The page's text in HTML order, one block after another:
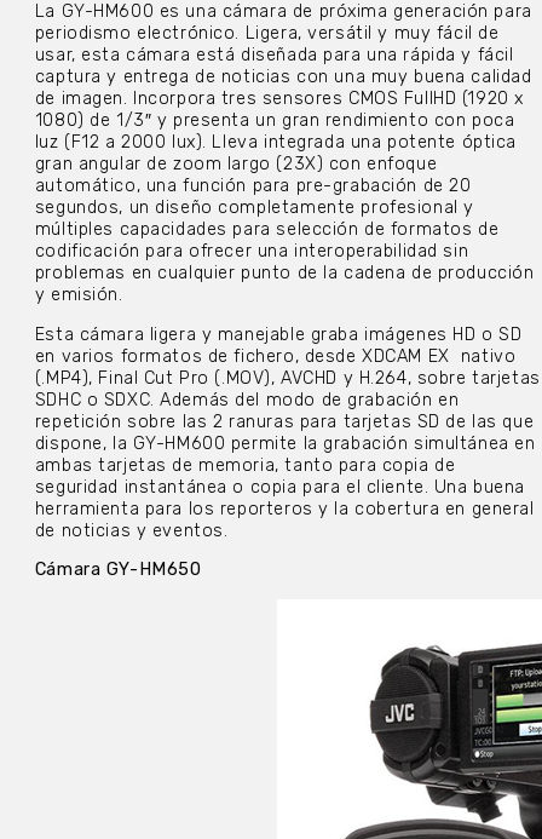
La GY-HM600 es una cámara de próxima generación para
periodismo electrónico. Ligera, versátil y muy fácil de
usar, esta cámara está diseñada para una rápida y fácil
captura y entrega de noticias con una muy buena calidad
de imagen. Incorpora tres sensores CMOS FullHD (1920 x
1080) de 1/3″ y presenta un gran rendimiento con poca
luz (F12 a 2000 lux). Lleva integrada una potente óptica
gran angular de zoom largo (23X) con enfoque
automático, una función para pre-grabación de 20
segundos, un diseño completamente profesional y
múltiples capacidades para selección de formatos de
codificación para ofrecer una interoperabilidad sin
problemas en cualquier punto de la cadena de producción
y emisión.
Esta cámara ligera y manejable graba imágenes HD o SD
en varios formatos de fichero, desde XDCAM EX nativo
(.MP4), Final Cut Pro (.MOV), AVCHD y H.264, sobre tarjetas
SDHC o SDXC. Además del modo de grabación en
repetición sobre las 2 ranuras para tarjetas SD de las que
dispone, la GY-HM600 permite la grabación simultánea en
ambas tarjetas de memoria, tanto para copia de
seguridad instantánea o copia para el cliente. Una buena
herramienta para los reporteros y la cobertura en general
de noticias y eventos.
Cámara GY-HM650